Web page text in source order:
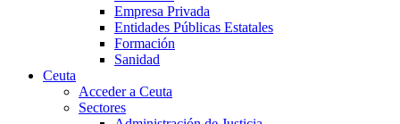
Empresa Privada
Entidades Públicas Estatales
Formación
Sanidad
Ceuta
Acceder a Ceuta
Sectores